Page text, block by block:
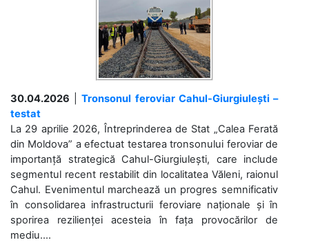
30.04.2026 |Tronsonul feroviar Cahul-Giurgiulești –
testat
La 29 aprilie 2026, Întreprinderea de Stat „Calea Ferată
din Moldova” a efectuat testarea tronsonului feroviar de
importanță strategică Cahul-Giurgiulești, care include
segmentul recent restabilit din localitatea Văleni, raionul
Cahul. Evenimentul marchează un progres semnificativ
în consolidarea infrastructurii feroviare naționale și în
sporirea rezilienței acesteia în fața provocărilor de
mediu....